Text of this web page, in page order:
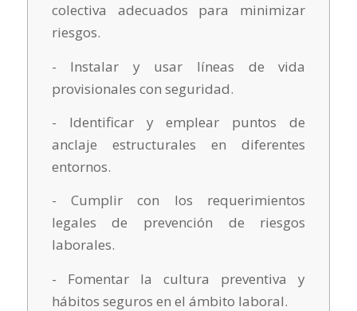
colectiva adecuados para minimizar
riesgos.
- Instalar y usar líneas de vida
provisionales con seguridad.
- Identificar y emplear puntos de
anclaje estructurales en diferentes
entornos.
- Cumplir con los requerimientos
legales de prevención de riesgos
laborales.
- Fomentar la cultura preventiva y
hábitos seguros en el ámbito laboral.